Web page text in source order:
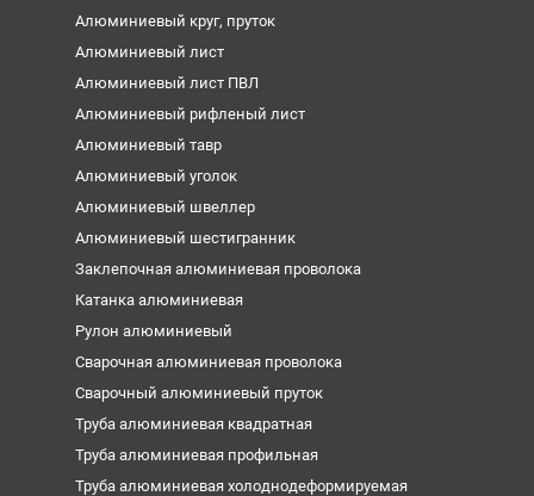
Алюминиевый круг, пруток
Алюминиевый лист
Алюминиевый лист ПВЛ
Алюминиевый рифленый лист
Алюминиевый тавр
Алюминиевый уголок
Алюминиевый швеллер
Алюминиевый шестигранник
Заклепочная алюминиевая проволока
Катанка алюминиевая
Рулон алюминиевый
Сварочная алюминиевая проволока
Сварочный алюминиевый пруток
Труба алюминиевая квадратная
Труба алюминиевая профильная
Труба алюминиевая холоднодеформируемая